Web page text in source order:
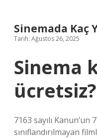
Sinemada Kaç
Tarih: Ağustos 26, 2025
Sinema
ücretsiz?
7163 sayılı Kanun’un
sınıflandırılmayan